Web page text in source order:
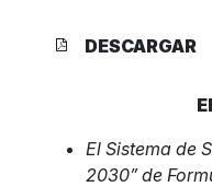
DESCARGAR
El Sistema de
2030” de